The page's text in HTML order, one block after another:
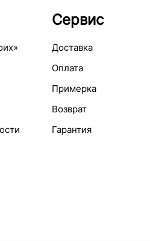
Сервис
Доставка
Оплата
Примерка
Возврат
Гарантия